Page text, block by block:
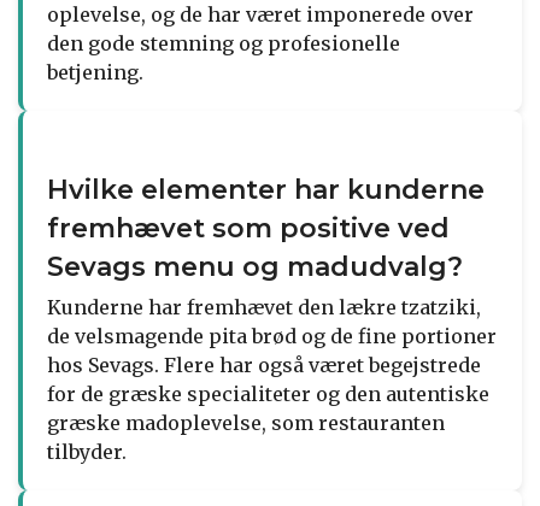
oplevelse, og de har været imponerede over
den gode stemning og profesionelle
betjening.
Hvilke elementer har kunderne
fremhævet som positive ved
Sevags menu og madudvalg?
Kunderne har fremhævet den lækre tzatziki,
de velsmagende pita brød og de fine portioner
hos Sevags. Flere har også været begejstrede
for de græske specialiteter og den autentiske
græske madoplevelse, som restauranten
tilbyder.